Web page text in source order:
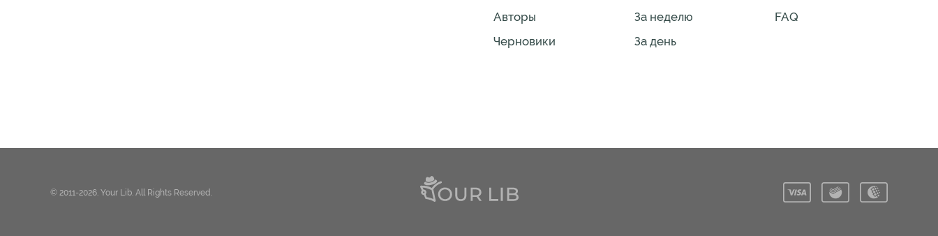
Авторы
Черновики
За неделю
За день
FAQ
© 2011-2026. Your Lib. All Rights Reserved.